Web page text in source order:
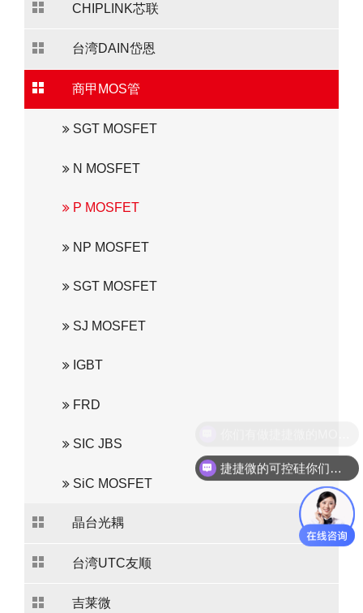
CHIPLINK芯联
台湾DAIN岱恩
商甲MOS管
SGT MOSFET
N MOSFET
P MOSFET
NP MOSFET
SGT MOSFET
SJ MOSFET
IGBT
FRD
SIC JBS
SiC MOSFET
晶台光耦
台湾UTC友顺
吉莱微